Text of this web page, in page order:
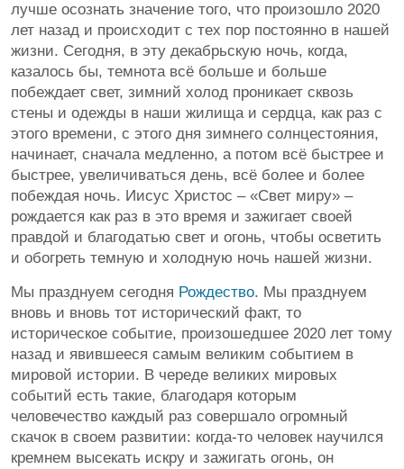
лучше осознать значение того, что произошло 2020
лет назад и происходит с тех пор постоянно в нашей
жизни. Сегодня, в эту декабрьскую ночь, когда,
казалось бы, темнота всё больше и больше
побеждает свет, зимний холод проникает сквозь
стены и одежды в наши жилища и сердца, как раз с
этого времени, с этого дня зимнего солнцестояния,
начинает, сначала медленно, а потом всё быстрее и
быстрее, увеличиваться день, всё более и более
побеждая ночь. Иисус Христос – «Свет миру» –
рождается как раз в это время и зажигает своей
правдой и благодатью свет и огонь, чтобы осветить
и обогреть темную и холодную ночь нашей жизни.
Мы празднуем сегодня Рождество. Мы празднуем
вновь и вновь тот исторический факт, то
историческое событие, произошедшее 2020 лет тому
назад и явившееся самым великим событием в
мировой истории. В череде великих мировых
событий есть такие, благодаря которым
человечество каждый раз совершало огромный
скачок в своем развитии: когда-то человек научился
кремнем высекать искру и зажигать огонь, он